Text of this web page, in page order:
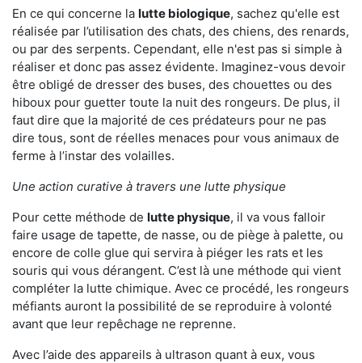
En ce qui concerne la lutte biologique, sachez qu'elle est
réalisée par l’utilisation des chats, des chiens, des renards,
ou par des serpents. Cependant, elle n'est pas si simple à
réaliser et donc pas assez évidente. Imaginez-vous devoir
être obligé de dresser des buses, des chouettes ou des
hiboux pour guetter toute la nuit des rongeurs. De plus, il
faut dire que la majorité de ces prédateurs pour ne pas
dire tous, sont de réelles menaces pour vous animaux de
ferme à l’instar des volailles.
Une action curative à travers une lutte physique
Pour cette méthode de lutte physique, il va vous falloir
faire usage de tapette, de nasse, ou de piège à palette, ou
encore de colle glue qui servira à piéger les rats et les
souris qui vous dérangent. C’est là une méthode qui vient
compléter la lutte chimique. Avec ce procédé, les rongeurs
méfiants auront la possibilité de se reproduire à volonté
avant que leur repêchage ne reprenne.
Avec l’aide des appareils à ultrason quant à eux, vous